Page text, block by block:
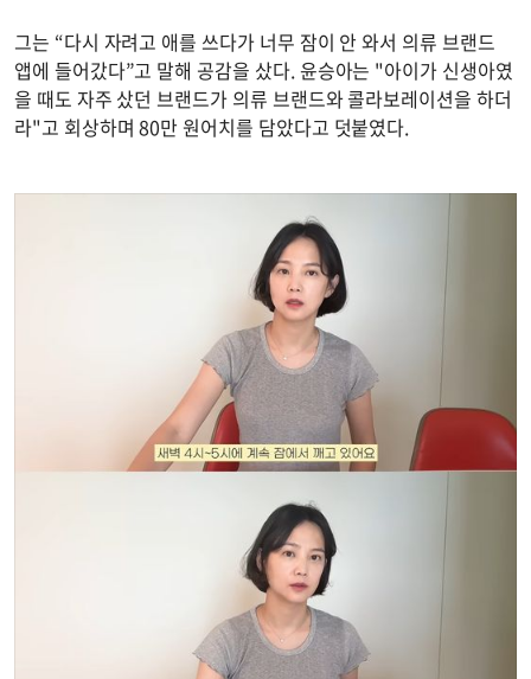
그는 “다시 자려고 애를 쓰다가 너무 잠이 안 와서 의류 브랜드
앱에 들어갔다”고 말해 공감을 샀다. 윤승아는 "아이가 신생아였
을 때도 자주 샀던 브랜드가 의류 브랜드와 콜라보레이션을 하더
라"고 회상하며 80만 원어치를 담았다고 덧붙였다.